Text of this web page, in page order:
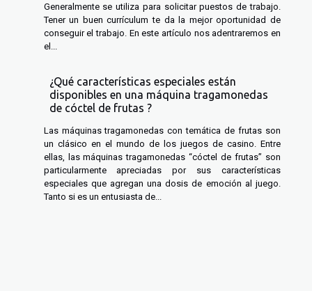
Generalmente se utiliza para solicitar puestos de trabajo.
Tener un buen currículum te da la mejor oportunidad de
conseguir el trabajo. En este artículo nos adentraremos en
el...
¿Qué características especiales están
disponibles en una máquina tragamonedas
de cóctel de frutas ?
Las máquinas tragamonedas con temática de frutas son
un clásico en el mundo de los juegos de casino. Entre
ellas, las máquinas tragamonedas “cóctel de frutas” son
particularmente apreciadas por sus características
especiales que agregan una dosis de emoción al juego.
Tanto si es un entusiasta de...